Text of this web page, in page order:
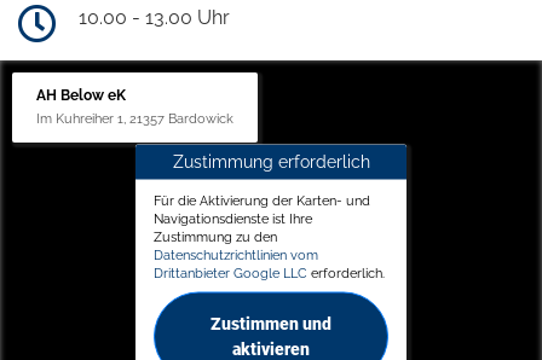
10.00 - 13.00 Uhr
AH Below eK
Im Kuhreiher 1, 21357 Bardowick
Zustimmung erforderlich
Für die Aktivierung der Karten- und
Navigationsdienste ist Ihre
Zustimmung zu den
Datenschutzrichtlinien vom
Drittanbieter Google LLC erforderlich.
Zustimmen und
aktivieren